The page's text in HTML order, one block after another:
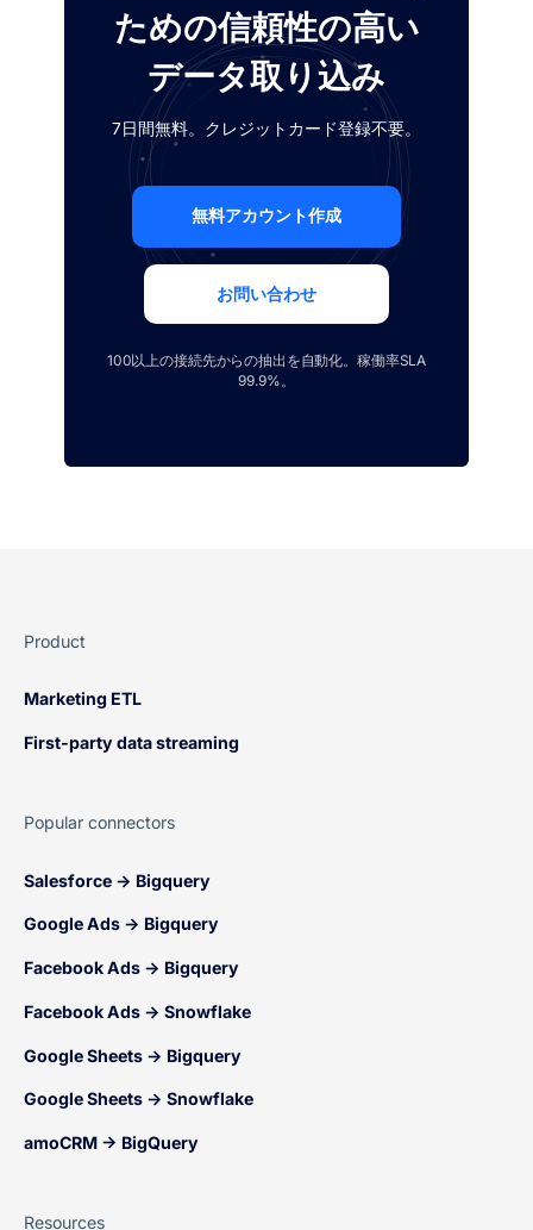
ための信頼性の高い
データ取り込み
7日間無料。クレジットカード登録不要。
無料アカウント作成
お問い合わせ
100以上の接続先からの抽出を自動化。稼働率SLA
99.9%。
Product
Marketing ETL
First-party data streaming
Popular connectors
Salesforce → Bigquery
Google Ads → Bigquery
Facebook Ads → Bigquery
Facebook Ads → Snowflake
Google Sheets → Bigquery
Google Sheets → Snowflake
amoCRM → BigQuery
Resources